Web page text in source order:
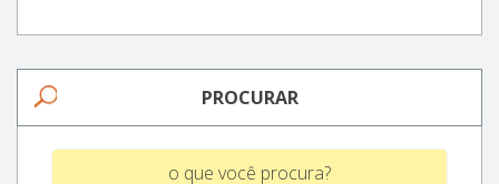
PROCURAR